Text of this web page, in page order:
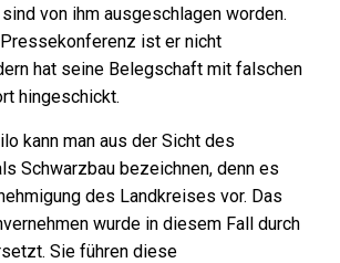
von ihm ausgeschlagen worden.
ist er nicht
hat seine Belegschaft mit falschen
hingeschickt.
kann man aus der Sicht des
Schwarzbau bezeichnen, denn es
des Landkreises vor. Das
wurde in diesem Fall durch
Sie führen diese